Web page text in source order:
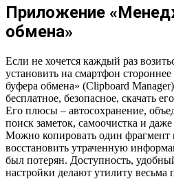
Приложение
обмена»
Если не хочется каждый раз
установить на смартфон
буфера обмена» (Clipboard
бесплатное, безопасное, скачать
Его плюсы – автосохранение,
поиск заметок, самоочистка и
Можно копировать один фрагмент
восстановить утраченную
был потерян. Доступность,
настройки делают утилиту весьма